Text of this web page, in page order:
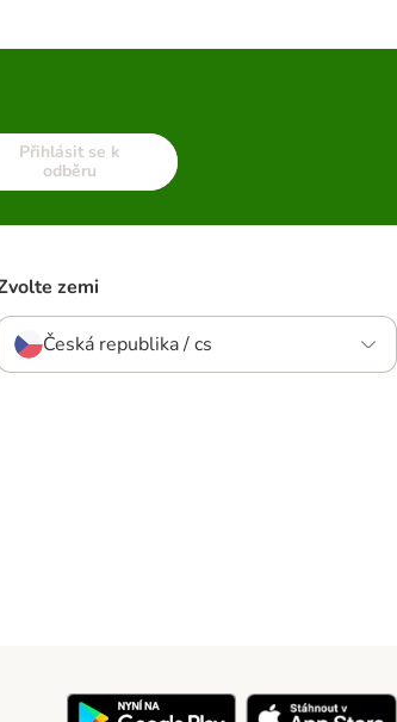
Přihlásit se k
odběru
zemi
Česká republika / cs